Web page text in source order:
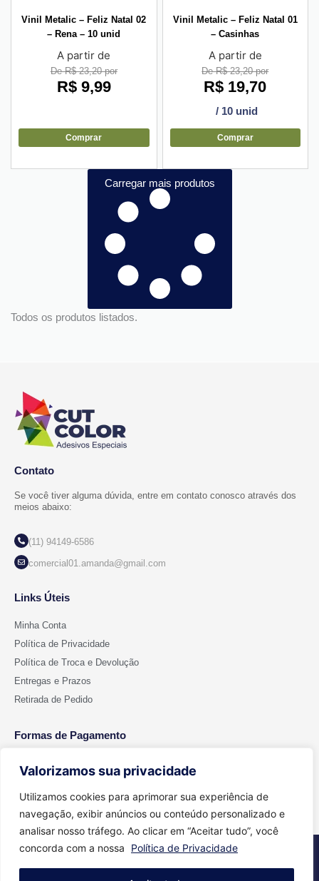
Valorizamos sua privacidade
Utilizamos cookies para aprimorar sua experiência de
navegação, exibir anúncios ou conteúdo personalizado e
analisar nosso tráfego. Ao clicar em “Aceitar tudo”, você
concorda com a nossa
Política de Privacidade
Vinil Metalic – Feliz Natal 02
– Rena – 10 unid
A partir de
De R$ 23,20 por
R$9,99
Comprar
Vinil Metalic – Feliz Natal 01
– Casinhas
A partir de
De R$ 23,20 por
R$ 19,70
/ 10 unid
Comprar
Carregar mais produtos
Todos os produtos listados.
Contato
Se você tiver alguma dúvida, entre em contato conosco através dos
meios abaixo:
(11) 94149-6586
comercial01.amanda@gmail.com
Links Úteis
Minha Conta
Política de Privacidade
Política de Troca e Devolução
Entregas e Prazos
Retirada de Pedido
Formas de Pagamento
2026 © Todos os direitos reservados - Cut Color | CNPJ 15.699.612/0001-